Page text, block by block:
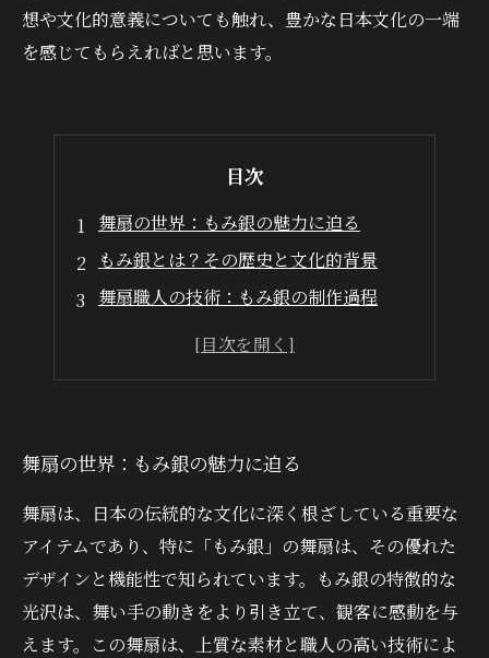
想や文化的意義についても触れ、豊かな日本文化の一端
を感じてもらえればと思います。
目次
舞扇の世界：もみ銀の魅力に迫る
もみ銀とは？その歴史と文化的背景
舞扇職人の技術：もみ銀の制作過程
優雅な舞いを演出するもみ銀の特性
舞扇の世界：もみ銀の魅力に迫る
舞扇は、日本の伝統的な文化に深く根ざしている重要な
アイテムであり、特に「もみ銀」の舞扇は、その優れた
デザインと機能性で知られています。もみ銀の特徴的な
光沢は、舞い手の動きをより引き立て、観客に感動を与
えます。この舞扇は、上質な素材と職人の高い技術によ